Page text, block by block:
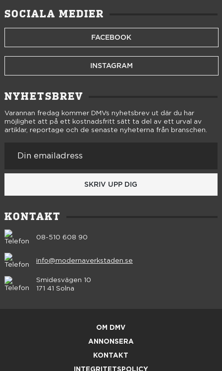
SOCIALA MEDIER
FACEBOOK
INSTAGRAM
NYHETSBREV
Varannan fredag kommer DMVs nyhetsbrev ut där du har
möjlighet att på ett kostnadsfritt sätt ta del av ett urval av
artiklar, reportage och de senaste nyheterna från branschen.
SKRIV UPP DIG
KONTAKT
08-510 608 90
info@modernaverkstaden.se
Smidesvägen 10
171 41 Solna
OM DMV
ANNONSERA
KONTAKT